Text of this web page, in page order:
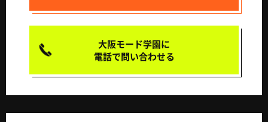
大阪モード学園に
電話で問い合わせる